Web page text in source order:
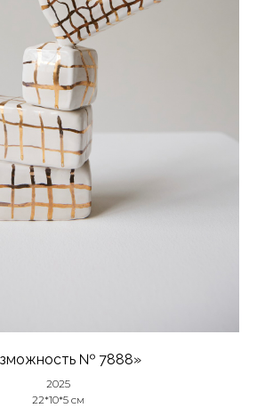
№ 7888»
2025
22*10*5 см